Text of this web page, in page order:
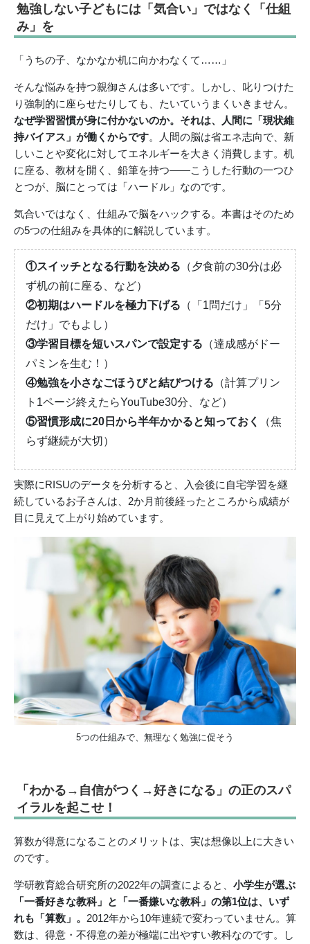
勉強しない子どもには「気合い」ではなく「仕組
み」を
「うちの子、なかなか机に向かわなくて……」
そんな悩みを持つ親御さんは多いです。しかし、叱りつけた
り強制的に座らせたりしても、たいていうまくいきません。
なぜ学習習慣が身に付かないのか。それは、人間に「現状維
持バイアス」が働くからです。人間の脳は省エネ志向で、新
しいことや変化に対してエネルギーを大きく消費します。机
に座る、教材を開く、鉛筆を持つ——こうした行動の一つひ
とつが、脳にとっては「ハードル」なのです。
気合いではなく、仕組みで脳をハックする。本書はそのため
の5つの仕組みを具体的に解説しています。
①スイッチとなる行動を決める （夕食前の30分は必
ず机の前に座る、など）
②初期はハードルを極力下げる （「1問だけ」「5分
だけ」でもよし）
③学習目標を短いスパンで設定する （達成感がドー
パミンを生む！）
④勉強を小さなごほうびと結びつける （計算プリン
ト1ページ終えたらYouTube30分、など）
⑤習慣形成に20日から半年かかると知っておく
（焦
らず継続が大切）
実際にRISUのデータを分析すると、入会後に自宅学習を継
続しているお子さんは、2か月前後経ったところから成績が
目に見えて上がり始めています。
5つの仕組みで、無理なく勉強に促そう
「わかる→自信がつく→好きになる」の正のスパ
イラルを起こせ！
算数が得意になることのメリットは、実は想像以上に大きい
のです。
学研教育総合研究所の2022年の調査によると、 小学生が選ぶ
「一番好きな教科」と「一番嫌いな教科」の第1位は、いず
れも「算数」。 2012年から10年連続で変わっていません。算
数は、得意・不得意の差が極端に出やすい教科なのです。し